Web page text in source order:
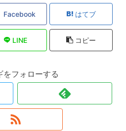
Facebook はてブ
LINE コピー
をフォローする